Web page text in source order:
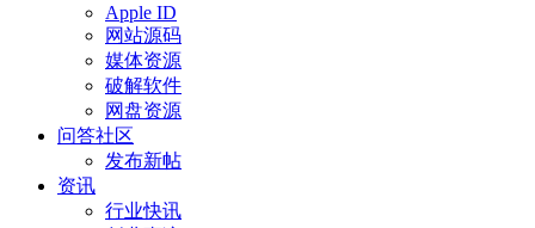
Apple ID
网站源码
媒体资源
破解软件
网盘资源
问答社区
发布新帖
资讯
行业快讯